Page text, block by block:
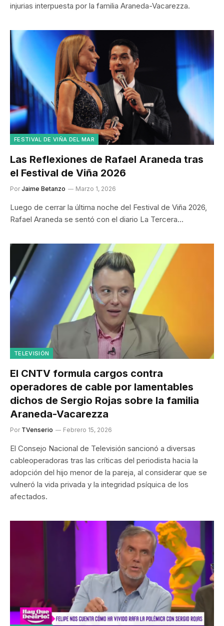
injurias interpuesta por la familia Araneda-Vacarezza.
FESTIVAL DE VIÑA DEL MAR
Las Reflexiones de Rafael Araneda tras
el Festival de Viña 2026
Por Jaime Betanzo Marzo 1, 2026
Luego de cerrar la última noche del Festival de Viña 2026,
Rafael Araneda se sentó con el diario La Tercera…
TELEVISIÓN
El CNTV formula cargos contra
operadores de cable por lamentables
dichos de Sergio Rojas sobre la familia
Araneda-Vacarezza
Por TVenserio Febrero 15, 2026
El Consejo Nacional de Televisión sancionó a diversas
cableoperadoras tras las críticas del periodista hacia la
adopción del hijo menor de la pareja, al considerar que se
vulneró la vida privada y la integridad psíquica de los
afectados.